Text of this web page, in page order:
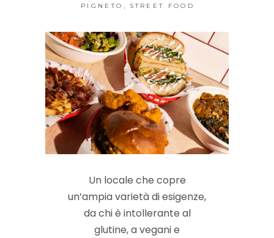
PIGNETO STREET FOOD
Un locale che copre
un’ampia varietà di esigenze,
da chi è intollerante al
glutine, a vegani e